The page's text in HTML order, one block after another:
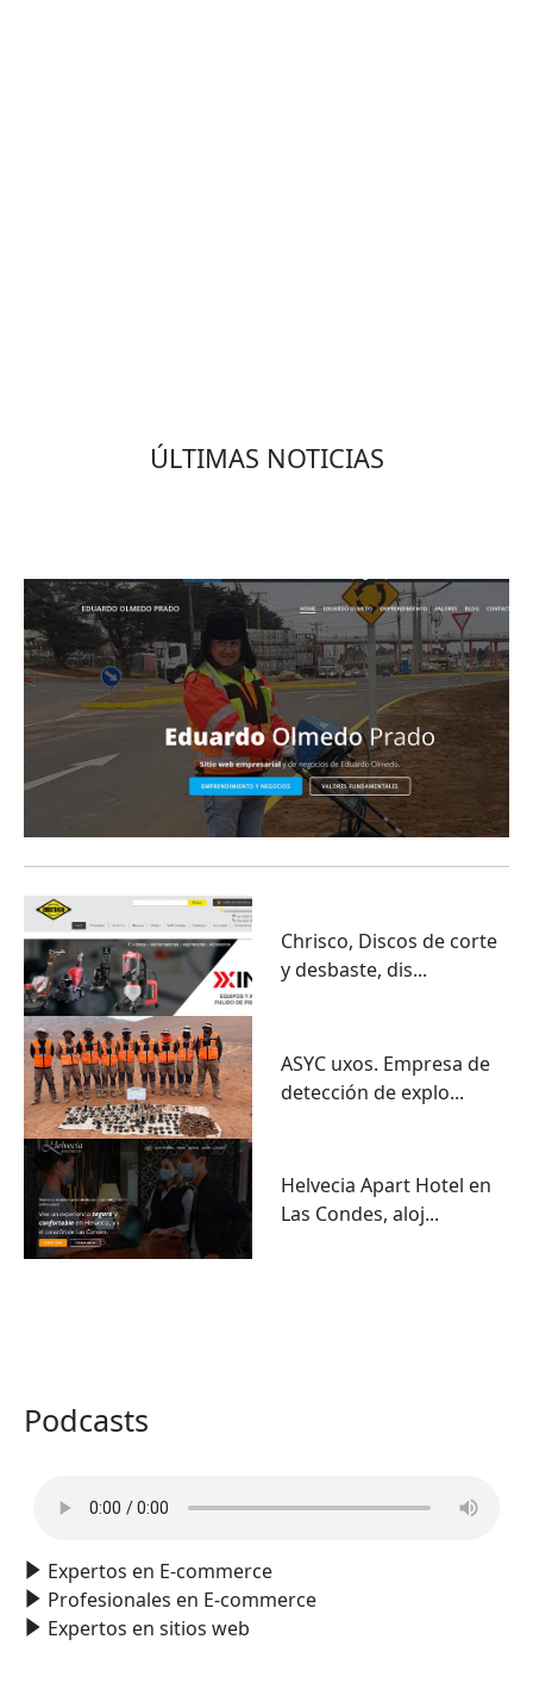
ÚLTIMAS NOTICIAS
Chrisco, Discos de corte
y desbaste, dis...
ASYC uxos. Empresa de
detección de explo...
Helvecia Apart Hotel en
Las Condes, aloj...
Podcasts
Expertos en E-commerce
Profesionales en E-commerce
Expertos en sitios web